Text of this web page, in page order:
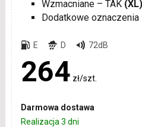
Wzmacniane – TAK (XL)
Dodatkowe oznaczenia
E D 72dB
264 zł/szt.
Darmowa dostawa
Realizacja 3 dni